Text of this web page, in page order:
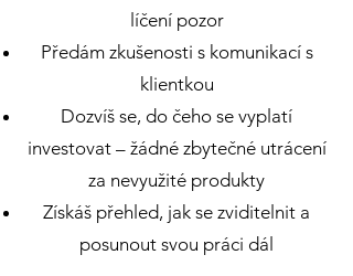
líčení pozor
Předám zkušenosti s komunikací s
klientkou
Dozvíš se, do čeho se vyplatí
investovat – žádné zbytečné utrácení
za nevyužité produkty
Získáš přehled, jak se zviditelnit a
posunout svou práci dál